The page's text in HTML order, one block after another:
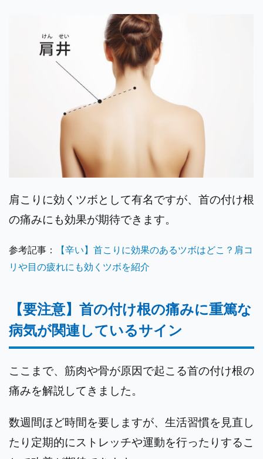
肩こりに効くツボとして有名ですが、首の付け根
の痛みにも効果が期待できます。
参考記事：
【辛い】首こりに効果のあるツボはどこ？肩コ
リや目の疲れにも効くツボを紹介
【要注意】首の付け根の痛みに重篤な
病気が関連しているサイン
ここまで、筋肉や骨が原因で起こる首の付け根の
痛みを解説してきました。
数週間ほど時間を要しますが、生活習慣を見直し
たり定期的にストレッチや運動を行ったりするこ